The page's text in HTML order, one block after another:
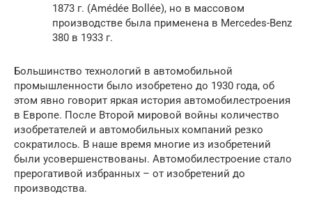
1873 г. (Amédée Bollée), но в массовом
производстве была применена в Mercedes-Benz
380 в 1933 г.
Большинство технологий в автомобильной
промышленности было изобретено до 1930 года, об
этом явно говорит яркая история автомобилестроения
в Европе. После Второй мировой войны количество
изобретателей и автомобильных компаний резко
сократилось. В наше время многие из изобретений
были усовершенствованы. Автомобилестроение стало
прерогативой избранных – от изобретений до
производства.